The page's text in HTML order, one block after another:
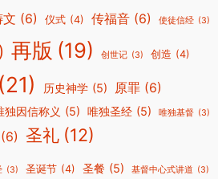
文 (6) 仪式 (4) 传福音 (6) 使徒信经 (3)
再版 (19) 创世记 (3) 创造 (4)
(21) 历史神学 (5) 原罪 (6)
独因信称义 (5) 唯独圣经 (5) 唯独基督 (3)
(6) 圣礼 (12)
(3) 圣诞节 (4) 圣餐 (5) 基督中心式讲道 (3)